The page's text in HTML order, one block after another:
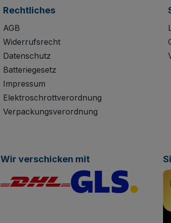
Rechtliches
AGB
Widerrufsrecht
Datenschutz
Batteriegesetz
Impressum
Elektroschrottverordnung
Verpackungsverordnung
Wir verschicken mit